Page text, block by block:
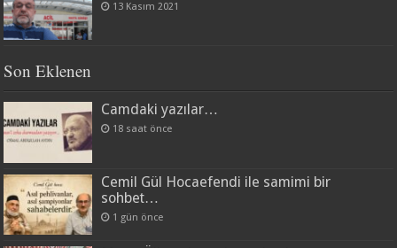
13 Kasım 2021
Son Eklenen
Camdaki yazılar…
18 saat önce
Cemil Gül Hocaefendi ile samimi bir
sohbet…
1 gün önce